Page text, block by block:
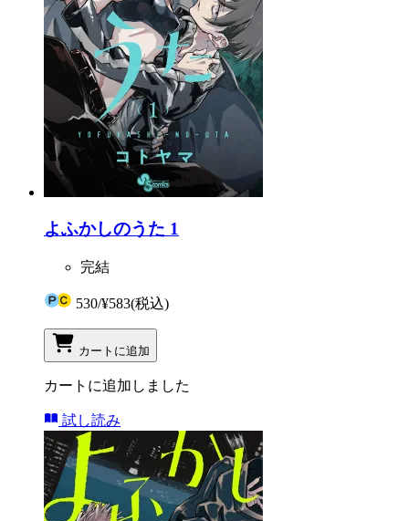
よふかしのうた 1
完結
530/¥583(税込)
カートに追加
カートに追加しました
試し読み